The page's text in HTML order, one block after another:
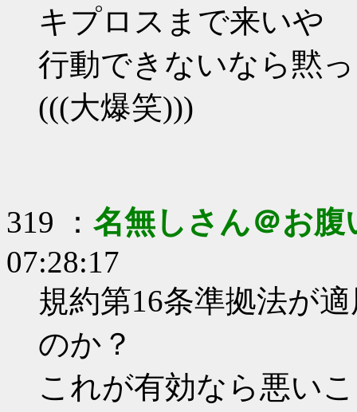
キプロスまで来いや
行動できないなら黙
(((大爆笑)))
319 ： 名無しさん＠お腹
07:28:17
規約第16条準拠法が
のか？
これが有効なら悪い